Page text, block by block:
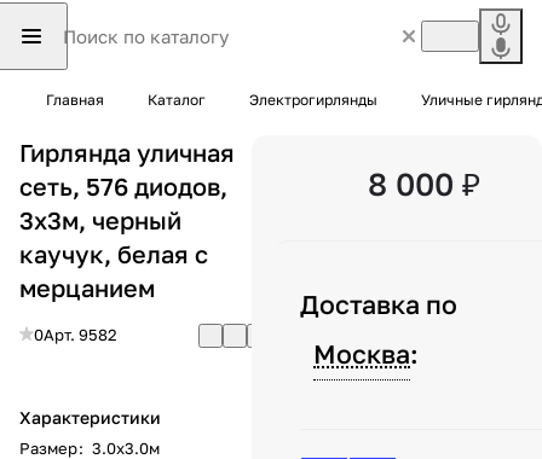
Главная Каталог Электрогирлянды Уличные
Гирлянда уличная
сеть, 576 диодов,
3х3м, черный
каучук, белая с
мерцанием
0Арт. 9582
Характеристики
Размер: 3.0х3.0м
8 000 ₽
Доставка по
Москва: